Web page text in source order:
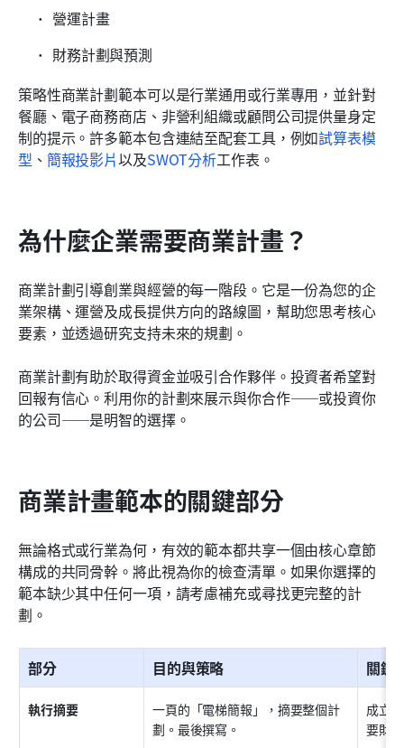
營運計畫
財務計劃與預測
策略性商業計劃範本可以是行業通用或行業專用，並針對
餐廳、電子商務商店、非營利組織或顧問公司提供量身定
制的提示。許多範本包含連結至配套工具，例如試算表模
型 、 簡報投影片以及SWOT分析工作表。
為什麼企業需要商業計畫？
商業計劃引導創業與經營的每一階段。它是一份為您的企
業架構、運營及成長提供方向的路線圖，幫助您思考核心
要素，並透過研究支持未來的規劃。
商業計劃有助於取得資金並吸引合作夥伴。投資者希望對
回報有信心。利用你的計劃來展示與你合作——或投資你
的公司——是明智的選擇。
商業計畫範本的關鍵部分
無論格式或行業為何，有效的範本都共享一個由核心章節
構成的共同骨幹。將此視為你的檢查清單。如果你選擇的
範本缺少其中任何一項，請考慮補充或尋找更完整的計
劃。
部分 目的與策略 關鍵
執行摘要
一頁的「電梯簡報」，摘要整個計
劃。最後撰寫。
成立
要財